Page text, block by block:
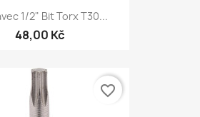
1/2" Bit Torx T30...
48,00 Kč
favorite_border